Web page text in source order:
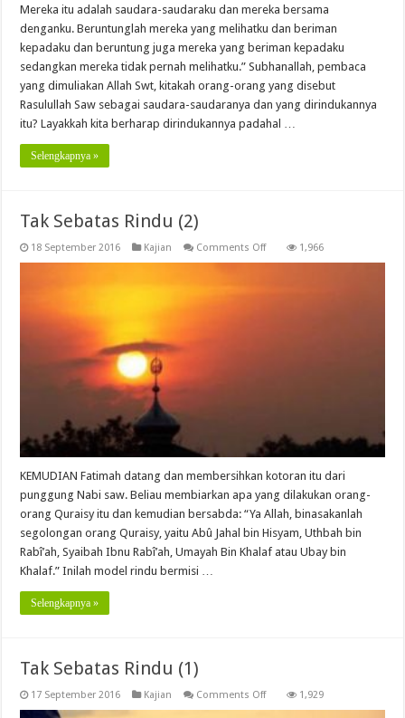
Mereka itu adalah saudara-saudaraku dan mereka bersama
denganku. Beruntunglah mereka yang melihatku dan beriman
kepadaku dan beruntung juga mereka yang beriman kepadaku
sedangkan mereka tidak pernah melihatku.” Subhanallah, pembaca
yang dimuliakan Allah Swt, kitakah orang-orang yang disebut
Rasulullah Saw sebagai saudara-saudaranya dan yang dirindukannya
itu? Layakkah kita berharap dirindukannya padahal …
Selengkapnya »
Tak Sebatas Rindu (2)
18 September 2016 Kajian Comments Offon
1,966
KEMUDIAN Fatimah datang dan membersihkan kotoran itu dari
punggung Nabi saw. Beliau membiarkan apa yang dilakukan orang-
orang Quraisy itu dan kemudian bersabda: “Ya Allah, binasakanlah
segolongan orang Quraisy, yaitu Abû Jahal bin Hisyam, Uthbah bin
Rabî’ah, Syaibah Ibnu Rabî’ah, Umayah Bin Khalaf atau Ubay bin
Khalaf.” Inilah model rindu bermisi …
Selengkapnya »
Tak Sebatas Rindu (1)
17 September 2016 Kajian Comments Offon
1,929